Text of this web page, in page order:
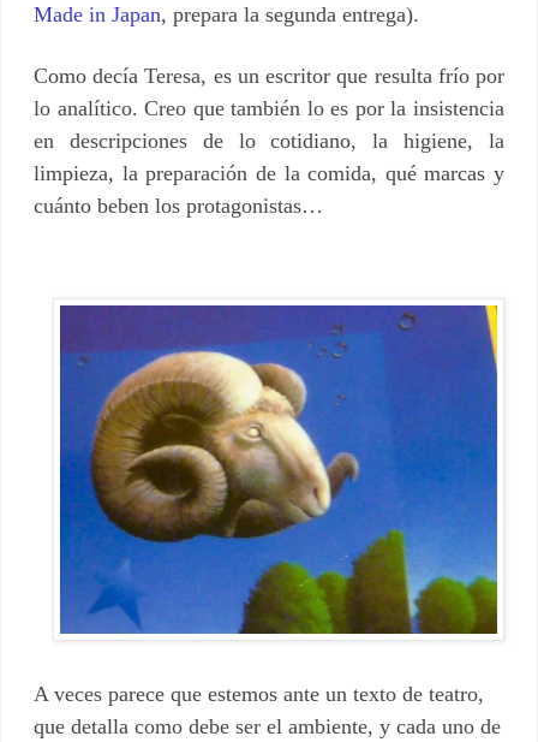
Made in Japan, prepara la segunda entrega).
Como decía Teresa, es un escritor que resulta frío por
lo analítico. Creo que también lo es por la insistencia
en descripciones de lo cotidiano, la higiene, la
limpieza, la preparación de la comida, qué marcas y
cuánto beben los protagonistas…
A veces parece que estemos ante un texto de teatro,
que detalla como debe ser el ambiente, y cada uno de